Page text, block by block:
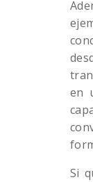
en
Si